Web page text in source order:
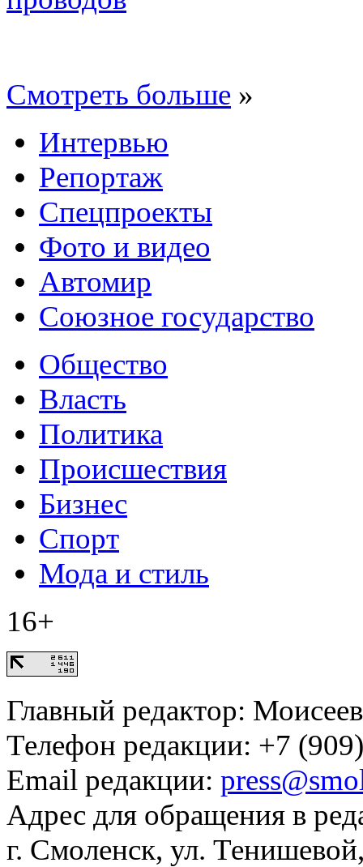
Смотреть больше »
Интервью
Репортаж
Спецпроекты
Фото и видео
Автомир
Союзное государство
Общество
Власть
Политика
Происшествия
Бизнес
Спорт
Мода и стиль
16+
Главный редактор:
Телефон редакции: +7
Email редакции:
Адрес для обращения в
г. Смоленск, ул.